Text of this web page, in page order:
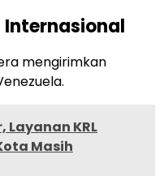
mengirimkan
Layanan KRL
Masih